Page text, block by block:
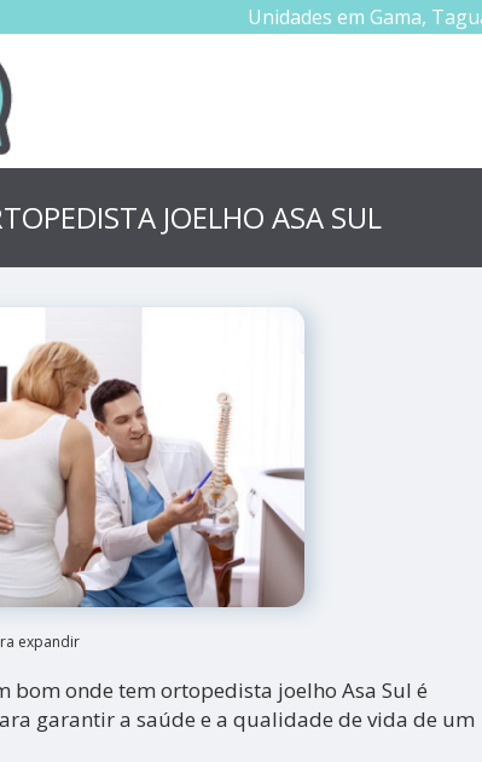
Unidades em Gama,
JOELHO ASA SUL
expandir
bom onde tem ortopedista joelho Asa Sul é
garantir a saúde e a qualidade de vida de um